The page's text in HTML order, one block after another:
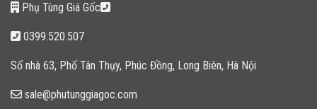
Phụ Tùng Giá Gốc
0399.520.507
Số nhà 63, Phố Tân Thụy, Phúc Đồng, Long Biên, Hà Nội
sale@phutunggiagoc.com